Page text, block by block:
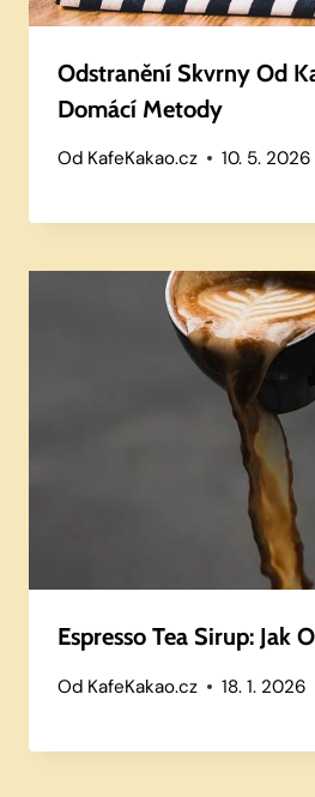
Odstranění Skvrny Od
Domácí Metody
Od KafeKakao.cz 10. 5. 2026
Espresso Tea Sirup: Jak
Od KafeKakao.cz 18. 1. 2026